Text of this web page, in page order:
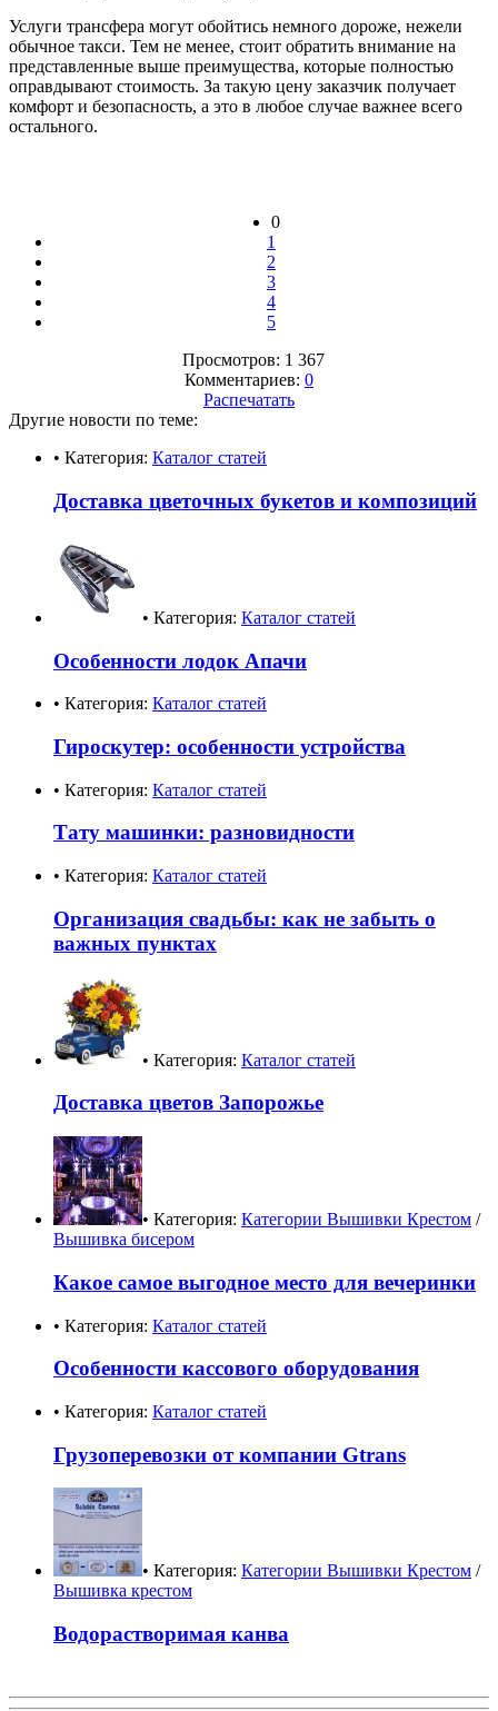
Услуги трансфера могут обойтись немного дороже, нежели
обычное такси. Тем не менее, стоит обратить внимание на
представленные выше преимущества, которые полностью
оправдывают стоимость. За такую цену заказчик получает
комфорт и безопасность, а это в любое случае важнее всего
остального.
0
1
2
3
4
5
Просмотров: 1 367
Комментариев: 0
Распечатать
Другие новости по теме:
• Категория: Каталог статей
Доставка цветочных букетов и композиций
• Категория: Каталог статей
Особенности лодок Апачи
• Категория: Каталог статей
Гироскутер: особенности устройства
• Категория: Каталог статей
Тату машинки: разновидности
• Категория: Каталог статей
Организация свадьбы: как не забыть о
важных пунктах
• Категория: Каталог статей
Доставка цветов Запорожье
• Категория: Категории Вышивки Крестом /
Вышивка бисером
Какое самое выгодное место для вечеринки
• Категория: Каталог статей
Особенности кассового оборудования
• Категория: Каталог статей
Грузоперевозки от компании Gtrans
• Категория: Категории Вышивки Крестом /
Вышивка крестом
Водорастворимая канва